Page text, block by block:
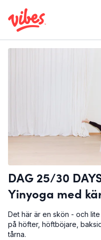
DAG 25/30
Yinyoga med
Det här är en skön - och
på höfter, höftböjare,
tårna.